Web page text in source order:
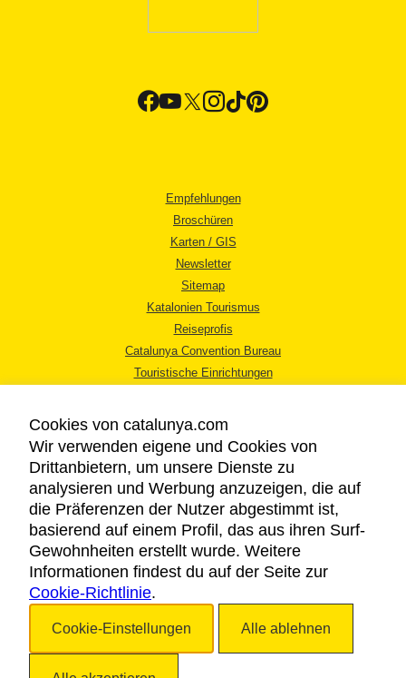
Empfehlungen
Broschüren
Karten / GIS
Newsletter
Sitemap
Katalonien Tourismus
Reiseprofis
Catalunya Convention Bureau
Touristische Einrichtungen
RECHTLICHER HINWEIS
DATENSCHUTZICHTLINIE
COOKIES
BARRIEREFREIHEIT
Cookies von catalunya.com
Wir verwenden eigene und Cookies von
Drittanbietern, um unsere Dienste zu
analysieren und Werbung anzuzeigen, die auf
die Präferenzen der Nutzer abgestimmt ist,
basierend auf einem Profil, das aus ihren Surf-
Gewohnheiten erstellt wurde. Weitere
Informationen findest du auf der Seite zur
Cookie-Richtlinie.
Cookie-Einstellungen Alle ablehnen